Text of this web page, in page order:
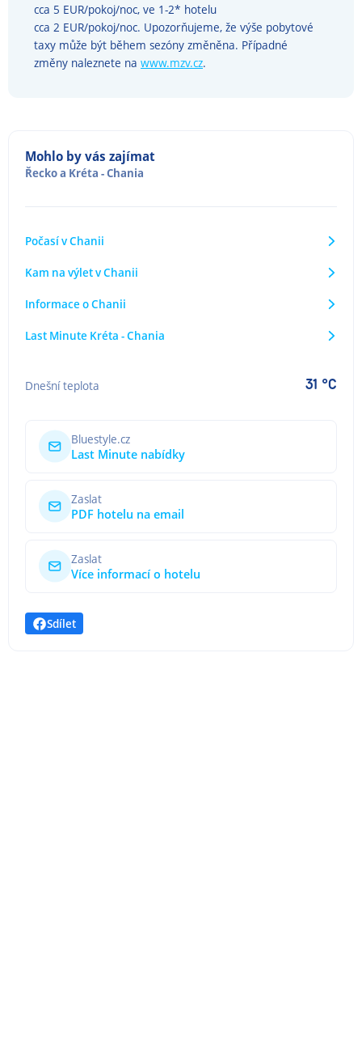
cca 5 EUR/pokoj/noc, ve 1-2* hotelu
cca 2 EUR/pokoj/noc. Upozorňujeme, že výše pobytové
taxy může být během sezóny změněna. Případné
změny naleznete na www.mzv.cz.
Mohlo by vás zajímat
Řeckoa Kréta - Chania
Počasí v Chanii
Kam na výlet v Chanii
Informace o Chanii
Last Minute Kréta - Chania
Dnešní teplota 31 °C
Bluestyle.cz
Last Minute nabídky
Zaslat
PDF hotelu na email
Zaslat
Více informací o hotelu
Sdílet